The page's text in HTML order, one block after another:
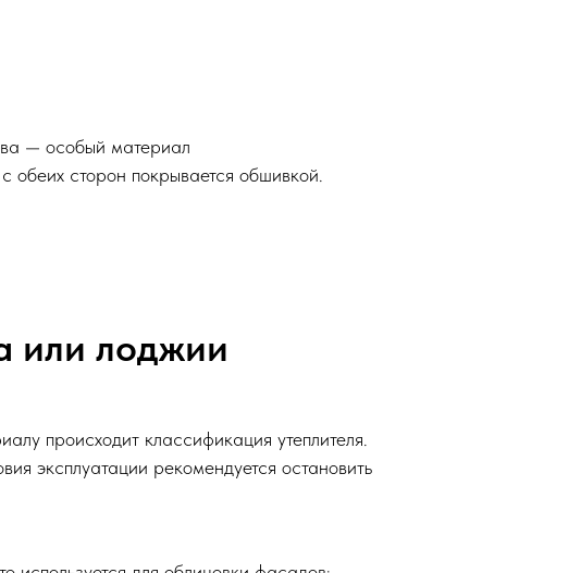
— особый материал
обеих сторон покрывается обшивкой.
или лоджии
происходит классификация утеплителя.
эксплуатации рекомендуется остановить